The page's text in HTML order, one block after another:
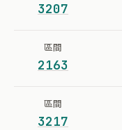
3207
區間
2163
區間
3217